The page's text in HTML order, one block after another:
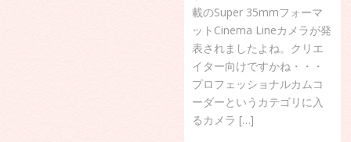
載のSuper 35mmフォーマ
ットCinema Lineカメラが発
表されましたよね。クリエ
イター向けですかね・・・
プロフェッショナルカムコ
ーダーというカテゴリに入
るカメラ […]